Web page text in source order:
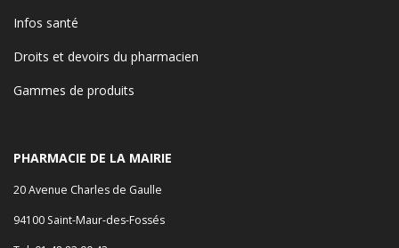
Infos santé
Droits et devoirs du pharmacien
Gammes de produits
PHARMACIE DE LA MAIRIE
20 Avenue Charles de Gaulle
94100 Saint-Maur-des-Fossés